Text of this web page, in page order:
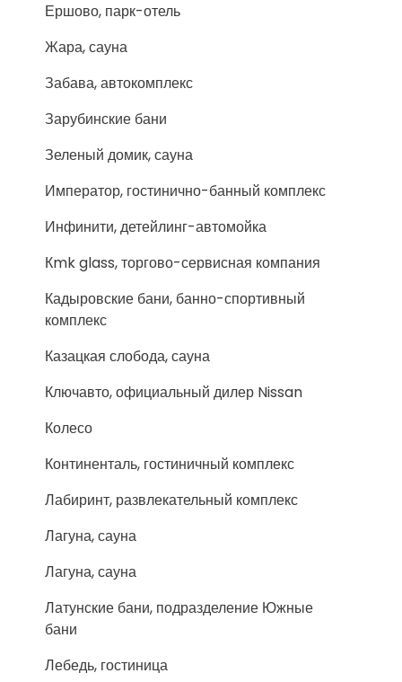
Ершово, парк-отель
Жара, сауна
Забава, автокомплекс
Зарубинские бани
Зеленый домик, сауна
Император, гостинично-банный комплекс
Инфинити, детейлинг-автомойка
Кmk glass, торгово-сервисная компания
Кадыровские бани, банно-спортивный
комплекс
Казацкая слобода, сауна
Ключавто, официальный дилер Nissan
Колесо
Континенталь, гостиничный комплекс
Лабиринт, развлекательный комплекс
Лагуна, сауна
Лагуна, сауна
Латунские бани, подразделение Южные
бани
Лебедь, гостиница